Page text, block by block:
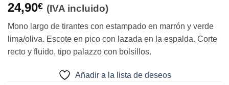
24,90€ (IVA incluido)
Mono largo de tirantes con estampado en marrón y verde
lima/oliva. Escote en pico con lazada en la espalda. Corte
recto y fluido, tipo palazzo con bolsillos.
Añadir a la lista de deseos